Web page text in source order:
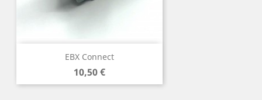
EBX Connect
Prix
10,50 €